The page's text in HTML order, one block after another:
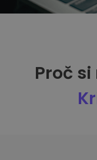
Proč